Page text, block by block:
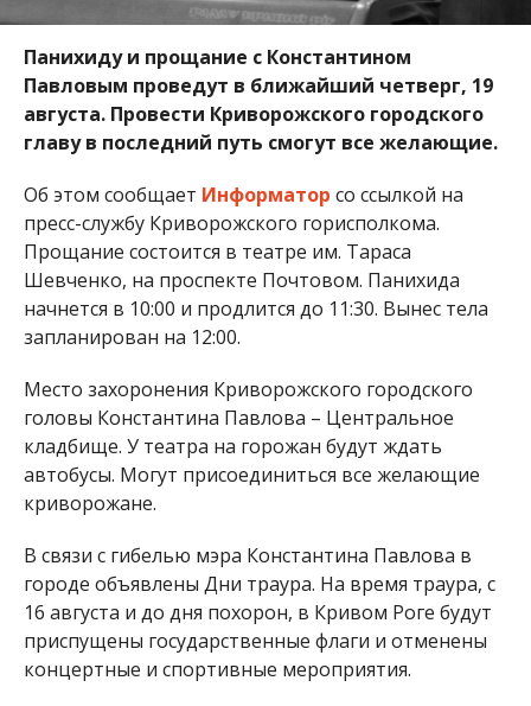
Панихиду и прощание с Константином
Павловым проведут в ближайший четверг, 19
августа. Провести Криворожского городского
главу в последний путь смогут все желающие.
Об этом сообщает Информатор со ссылкой на
пресс-службу Криворожского горисполкома.
Прощание состоится в театре им. Тараса
Шевченко, на проспекте Почтовом. Панихида
начнется в 10:00 и продлится до 11:30. Вынес тела
запланирован на 12:00.
Место захоронения Криворожского городского
головы Константина Павлова – Центральное
кладбище. У театра на горожан будут ждать
автобусы. Могут присоединиться все желающие
криворожане.
В связи с гибелью мэра Константина Павлова в
городе объявлены Дни траура. На время траура, с
16 августа и до дня похорон, в Кривом Роге будут
приспущены государственные флаги и отменены
концертные и спортивные мероприятия.